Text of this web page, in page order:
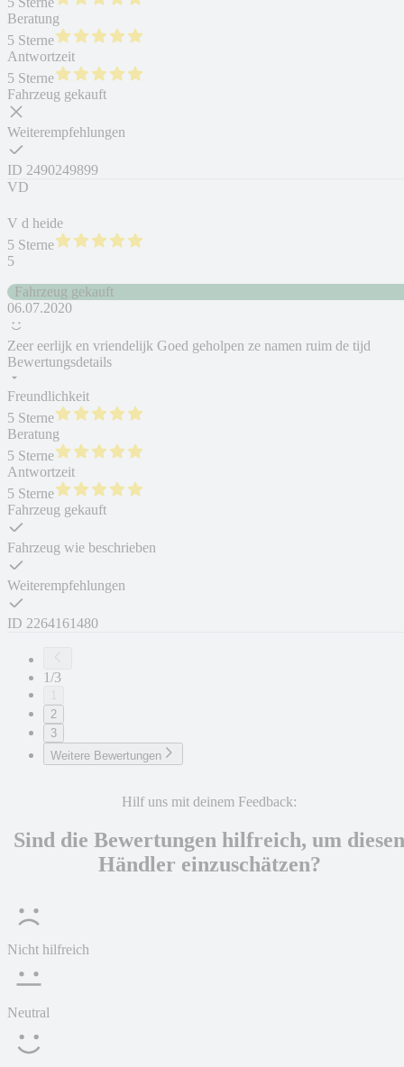
Beratung
5 Sterne
Antwortzeit
5 Sterne
Fahrzeug gekauft
Weiterempfehlungen
ID 2490249899
VD
V d heide
5 Sterne
5
Fahrzeug gekauft
06.07.2020
Zeer eerlijk en vriendelijk Goed geholpen ze namen ruim de tijd
Bewertungsdetails
Freundlichkeit
5 Sterne
Beratung
5 Sterne
Antwortzeit
5 Sterne
Fahrzeug gekauft
Fahrzeug wie beschrieben
Weiterempfehlungen
ID 2264161480
1/3
2
3
Weitere Bewertungen
Hilf uns mit deinem Feedback:
Sind die Bewertungen hilfreich, um diesen
Händler einzuschätzen?
Nicht hilfreich
Neutral